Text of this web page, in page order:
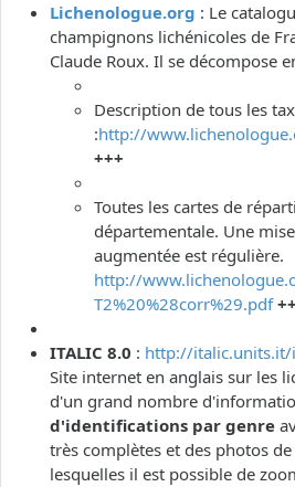
Lichenologue.org : Le
champignons lichénicoles de
Claude Roux. Il se décompose
Description de tous les
:http://
+++
Toutes les cartes de
départementale. Une
augmentée est régulière.
http://
T2%20%28corr%29.pdf
ITALIC 8.0 : http://
Site internet en anglais sur les
d'un grand nombre
d'identifications par genre
très complètes et des photos
lesquelles il est possible de